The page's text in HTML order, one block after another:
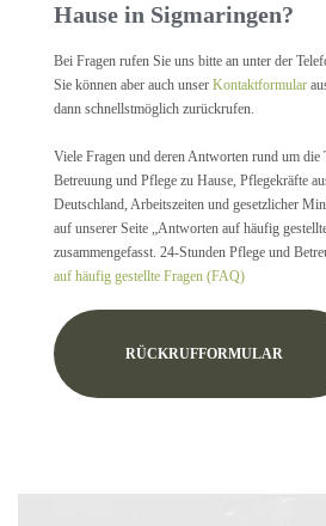
Hause in Sigmaringen?
Bei Fragen rufen Sie uns bitte an unter der
Sie können aber auch unser Kontaktformular
dann schnellstmöglich zurückrufen.
Viele Fragen und deren Antworten rund um die
Betreuung und Pflege zu Hause, Pflegekräfte
Deutschland, Arbeitszeiten und gesetzlicher
auf unserer Seite „Antworten auf häufig
zusammengefasst. 24-Stunden Pflege und
auf häufig gestellte Fragen (FAQ)
RÜCKRUFFORMULAR